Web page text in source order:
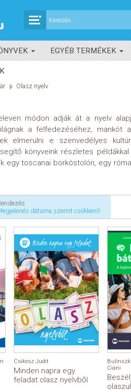
EGYÉB TERMÉKEK
Olasz nyelv
módon adják át a nyelv
a felfedezéséhez, mankót
elmerülni e szenvedélyes
könyveink részletes
egy toscanai borkóstolón, egy
dátuma szerint csökkenő
Csikesz Judit
Minden napra egy
feladat olasz nyelvből
Ciani